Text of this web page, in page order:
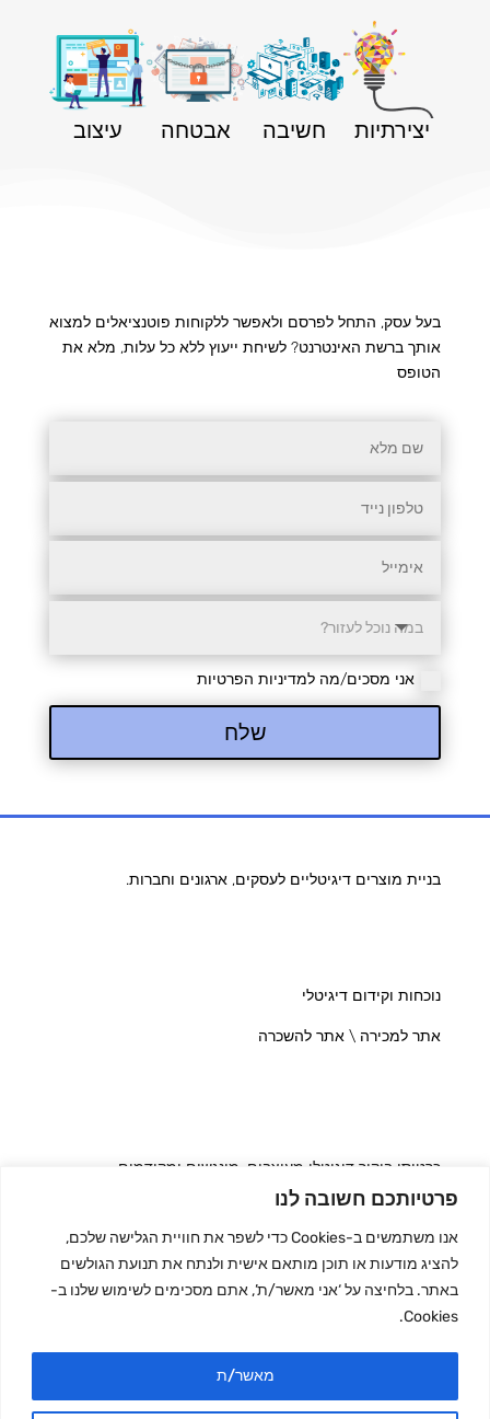
פרטיותכם חשובה לנו
אנו משתמשים ב-Cookies כדי לשפר את חוויית הגלישה שלכם,
להציג מודעות או תוכן מותאם אישית ולנתח את תנועת הגולשים
באתר. בלחיצה על ‘אני מאשר/ת’, אתם מסכימים לשימוש שלנו ב-
Cookies.
מאשר/ת
יצירתיות חשיבה אבטחה עיצוב
בעל עסק, התחל לפרסם ולאפשר ללקוחות פוטנציאלים למצוא
אותך ברשת האינטרנט? לשיחת ייעוץ ללא כל עלות, מלא את
הטופס
אני מסכים/מה למדיניות הפרטיות
שלח
בניית מוצרים דיגיטליים לעסקים, ארגונים וחברות.
נוכחות וקידום דיגיטלי
אתר למכירה \ אתר להשכרה
כרטיסי ביקור דיגיטלי מעוצבים, מונגשים ומקודמים
מדריך בעלי המקצוע
מדריך העסקים